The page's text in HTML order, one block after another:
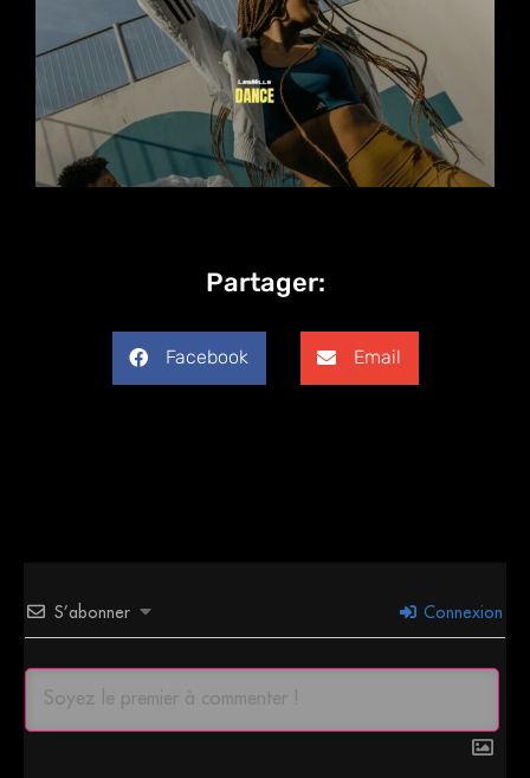
Partager:
Facebook Email
S’abonner Connexion